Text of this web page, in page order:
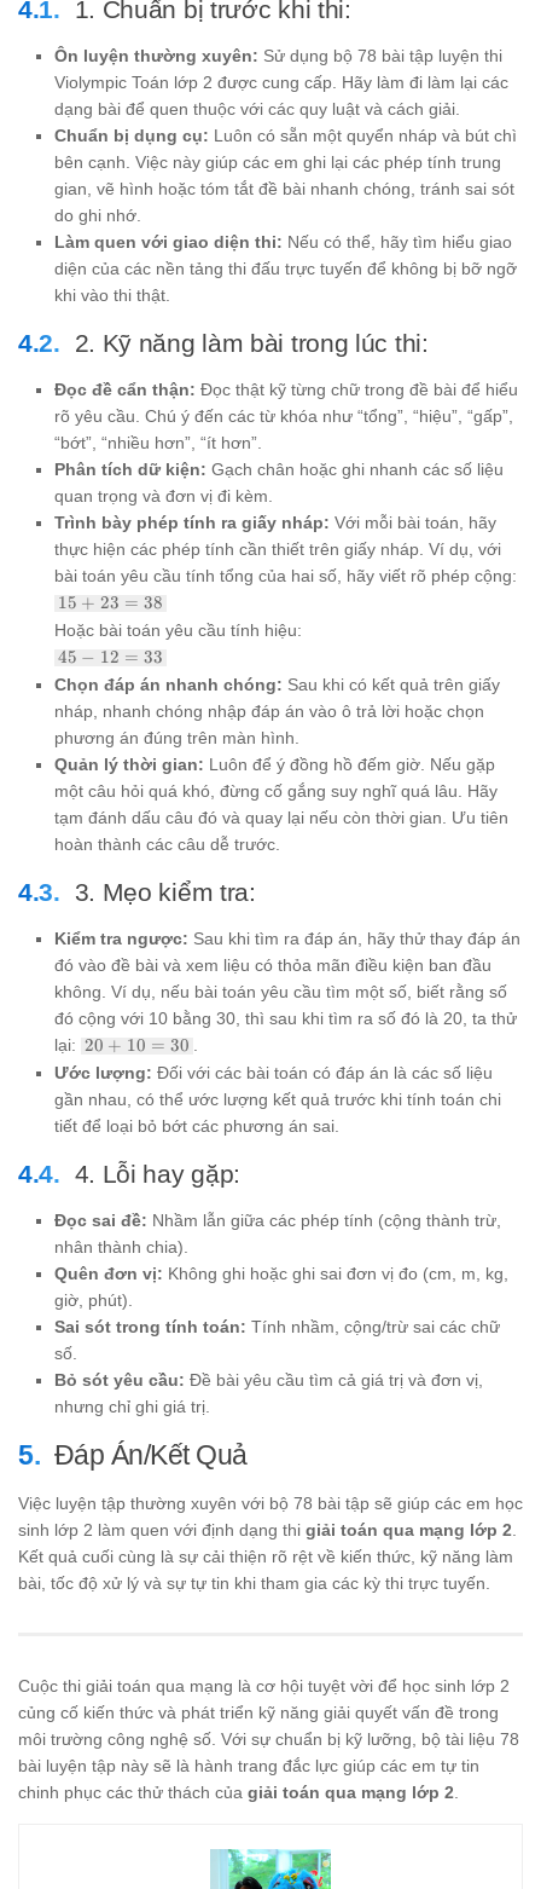
1. Chuẩn bị trước khi thi:
Ôn luyện thường xuyên: Sử dụng bộ 78 bài tập luyện thi
Violympic Toán lớp 2 được cung cấp. Hãy làm đi làm lại các
dạng bài để quen thuộc với các quy luật và cách giải.
Chuẩn bị dụng cụ: Luôn có sẵn một quyển nháp và bút chì
bên cạnh. Việc này giúp các em ghi lại các phép tính trung
gian, vẽ hình hoặc tóm tắt đề bài nhanh chóng, tránh sai sót
do ghi nhớ.
Làm quen với giao diện thi: Nếu có thể, hãy tìm hiểu giao
diện của các nền tảng thi đấu trực tuyến để không bị bỡ ngỡ
khi vào thi thật.
2. Kỹ năng làm bài trong lúc thi:
Đọc đề cẩn thận: Đọc thật kỹ từng chữ trong đề bài để hiểu
rõ yêu cầu. Chú ý đến các từ khóa như “tổng”, “hiệu”, “gấp”,
“bớt”, “nhiều hơn”, “ít hơn”.
Phân tích dữ kiện: Gạch chân hoặc ghi nhanh các số liệu
quan trọng và đơn vị đi kèm.
Trình bày phép tính ra giấy nháp: Với mỗi bài toán, hãy
thực hiện các phép tính cần thiết trên giấy nháp. Ví dụ, với
bài toán yêu cầu tính tổng của hai số, hãy viết rõ phép cộng:
15
+
23
=
38
15 + 23 = 38
Hoặc bài toán yêu cầu tính hiệu:
45
-
12
=
33
45 − 12 = 33
Chọn đáp án nhanh chóng: Sau khi có kết quả trên giấy
nháp, nhanh chóng nhập đáp án vào ô trả lời hoặc chọn
phương án đúng trên màn hình.
Quản lý thời gian: Luôn để ý đồng hồ đếm giờ. Nếu gặp
một câu hỏi quá khó, đừng cố gắng suy nghĩ quá lâu. Hãy
tạm đánh dấu câu đó và quay lại nếu còn thời gian. Ưu tiên
hoàn thành các câu dễ trước.
3. Mẹo kiểm tra:
Kiểm tra ngược: Sau khi tìm ra đáp án, hãy thử thay đáp án
đó vào đề bài và xem liệu có thỏa mãn điều kiện ban đầu
không. Ví dụ, nếu bài toán yêu cầu tìm một số, biết rằng số
đó cộng với 10 bằng 30, thì sau khi tìm ra số đó là 20, ta thử
lại: 20
+
10
=
30
20 + 10 = 30 .
Ước lượng: Đối với các bài toán có đáp án là các số liệu
gần nhau, có thể ước lượng kết quả trước khi tính toán chi
tiết để loại bỏ bớt các phương án sai.
4. Lỗi hay gặp:
Đọc sai đề: Nhầm lẫn giữa các phép tính (cộng thành trừ,
nhân thành chia).
Quên đơn vị: Không ghi hoặc ghi sai đơn vị đo (cm, m, kg,
giờ, phút).
Sai sót trong tính toán: Tính nhầm, cộng/trừ sai các chữ
số.
Bỏ sót yêu cầu: Đề bài yêu cầu tìm cả giá trị và đơn vị,
nhưng chỉ ghi giá trị.
Đáp Án/Kết Quả
Việc luyện tập thường xuyên với bộ 78 bài tập sẽ giúp các em học
sinh lớp 2 làm quen với định dạng thi giải toán qua mạng lớp 2.
Kết quả cuối cùng là sự cải thiện rõ rệt về kiến thức, kỹ năng làm
bài, tốc độ xử lý và sự tự tin khi tham gia các kỳ thi trực tuyến.
Cuộc thi giải toán qua mạng là cơ hội tuyệt vời để học sinh lớp 2
củng cố kiến thức và phát triển kỹ năng giải quyết vấn đề trong
môi trường công nghệ số. Với sự chuẩn bị kỹ lưỡng, bộ tài liệu 78
bài luyện tập này sẽ là hành trang đắc lực giúp các em tự tin
chinh phục các thử thách của giải toán qua mạng lớp 2.